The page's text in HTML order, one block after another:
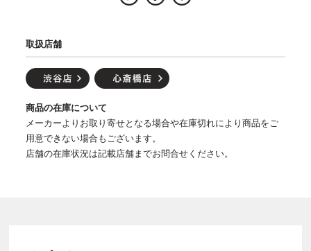
取扱店舗
商品の在庫について
メーカーよりお取り寄せとなる場合や在庫切れにより商品をご
用意できない場合もございます。
店舗の在庫状況は記載店舗までお問合せください。